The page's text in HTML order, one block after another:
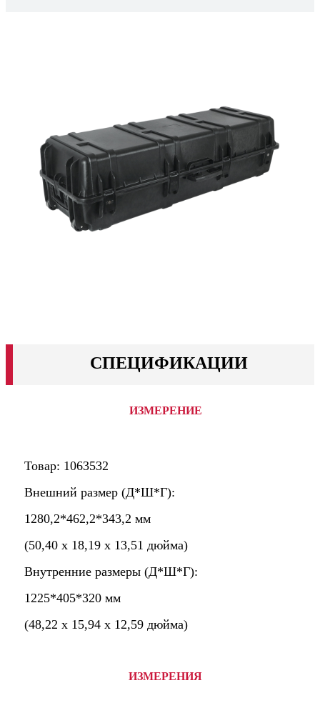
СПЕЦИФИКАЦИИ
ИЗМЕРЕНИЕ
Товар: 1063532
Внешний размер (Д*Ш*Г):
1280,2*462,2*343,2 мм
(50,40 x 18,19 x 13,51 дюйма)
Внутренние размеры (Д*Ш*Г):
1225*405*320 мм
(48,22 x 15,94 x 12,59 дюйма)
ИЗМЕРЕНИЯ